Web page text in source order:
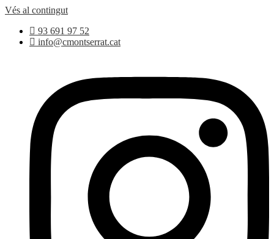
Vés al contingut
93 691 97 52
info@cmontserrat.cat